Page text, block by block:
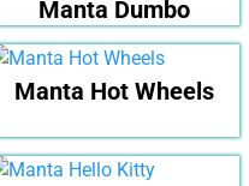
Manta Dumbo
Manta Hot Wheels